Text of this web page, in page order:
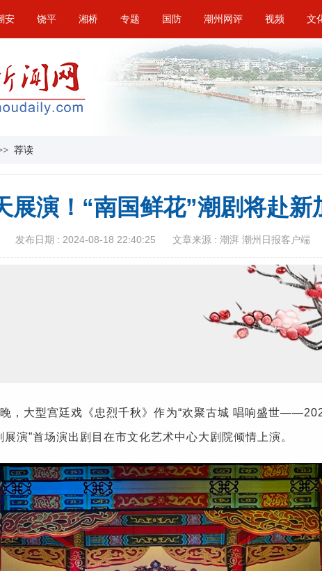
安 饶平 湘桥 专题 国防 潮州网评 视频 文
荐读
展演！“南国鲜花”潮剧将赴新
发布日期 : 2024-08-18 22:40:25 文章来源 : 潮湃 潮州日报客户端
，大型宫廷戏《忠烈千秋》作为“欢聚古城 唱响盛世
展演”首场演出剧目在市文化艺术中心大剧院倾情上演。